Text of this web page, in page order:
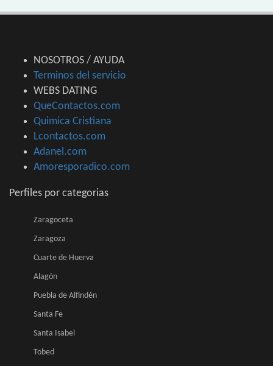
NOSOTROS / AYUDA
Terminos del servicio
WEBS DATING
QueContactos.com
Quimica Cristiana
Lcontactos.com
Adanel.com
Amoresporadico.com
Perfiles por categorias
Zaragoceta
Zaragoza
Cuarte de Huerva
Alagón
Puebla de Alfindén
Santa Fe
Santa Isabel
Tobed